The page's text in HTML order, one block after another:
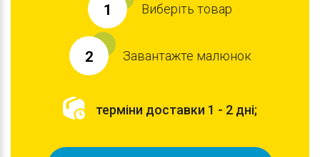
1 Виберіть товар
2 Завантажте малюнок
терміни доставки 1 - 2 дні;